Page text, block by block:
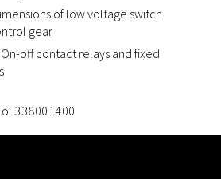
of low voltage switch
gear
On-off contact relays and fixed
338001400